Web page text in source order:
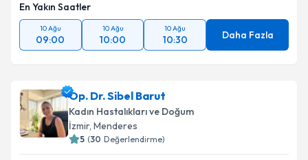
En Yakın Saatler
10 Ağu
09:00
10 Ağu
10:00
10 Ağu
10:30 Daha Fazla
Op. Dr. Sibel Barut
Kadın Hastalıkları ve Doğum
İzmir, Menderes
5 (30 Değerlendirme)